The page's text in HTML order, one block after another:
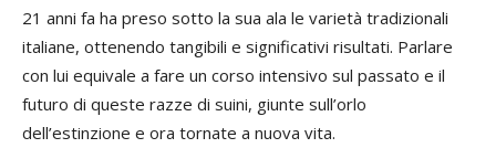
21 anni fa ha preso sotto la sua ala le varietà tradizionali
italiane, ottenendo tangibili e significativi risultati. Parlare
con lui equivale a fare un corso intensivo sul passato e il
futuro di queste razze di suini, giunte sull’orlo
dell’estinzione e ora tornate a nuova vita.